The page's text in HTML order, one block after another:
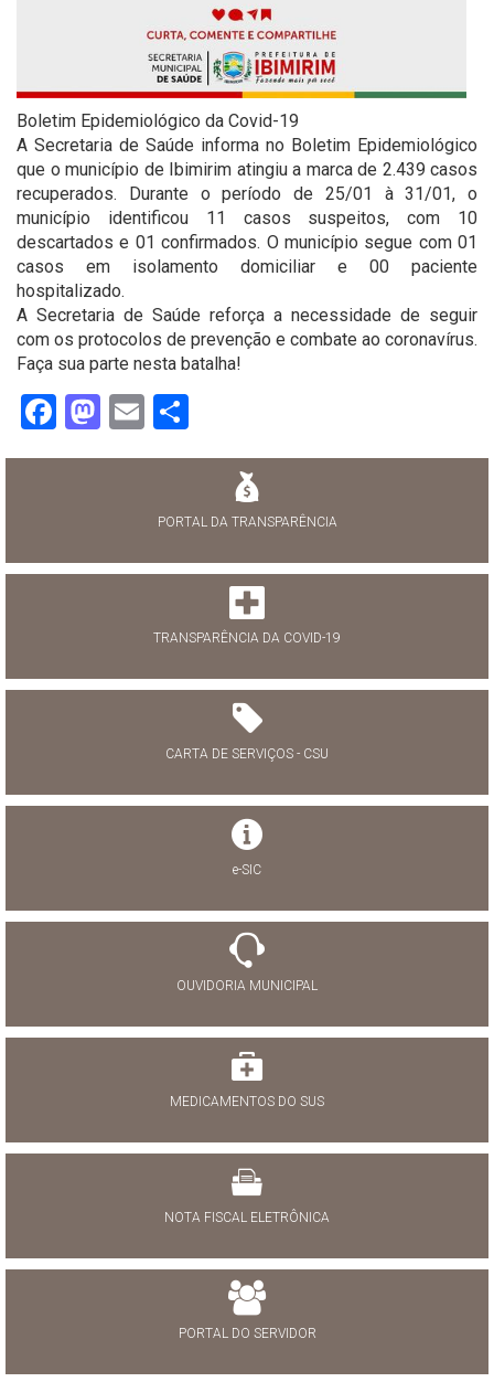
Boletim Epidemiológico da Covid-19
A Secretaria de Saúde informa no Boletim Epidemiológico
que o município de Ibimirim atingiu a marca de 2.439 casos
recuperados. Durante o período de 25/01 à 31/01, o
município identificou 11 casos suspeitos, com 10
descartados e 01 confirmados. O município segue com 01
casos em isolamento domiciliar e 00 paciente
hospitalizado.
A Secretaria de Saúde reforça a necessidade de seguir
com os protocolos de prevenção e combate ao coronavírus.
Faça sua parte nesta batalha!
Facebook
Mastodon
Email
PORTAL DA TRANSPARÊNCIA
TRANSPARÊNCIA DA COVID-19
CARTA DE SERVIÇOS - CSU
e-SIC
OUVIDORIA MUNICIPAL
MEDICAMENTOS DO SUS
NOTA FISCAL ELETRÔNICA
PORTAL DO SERVIDOR